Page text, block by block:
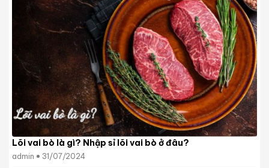
Lõi vai bò là gì? Nhập sỉ lõi vai bò ở đâu?
admin 31/07/2024